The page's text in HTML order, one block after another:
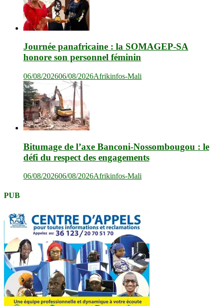
Journée panafricaine : la SOMAGEP-SA
honore son personnel féminin
06/08/202606/08/2026Afrikinfos-Mali
Bitumage de l’axe Banconi-Nossombougou : le
défi du respect des engagements
06/08/202606/08/2026Afrikinfos-Mali
PUB